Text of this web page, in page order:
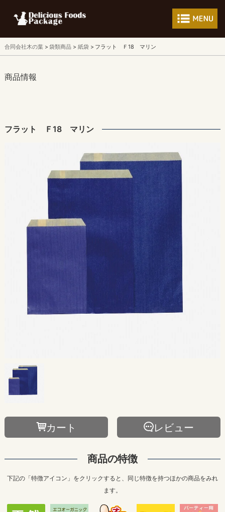
フードパッケー
合同会社木の葉 袋類商品 紙袋 フラット Ｆ18 マリン
商品情報
フラット Ｆ18 マリン
カート レビュー
商品の特徴
下記の「特徴アイコン」をクリックすると、同じ特徴を持つほかの商品をみれ
ます。